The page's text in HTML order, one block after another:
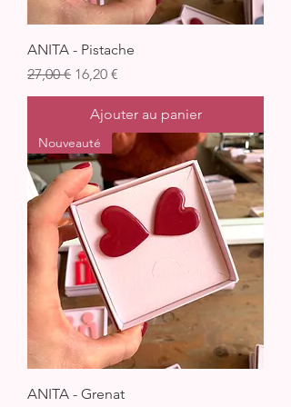
ANITA - Pistache
Prix original
27,00 € Prix promotionnel
16,20 €
Ajouter au panier
Nouveauté
ANITA - Grenat